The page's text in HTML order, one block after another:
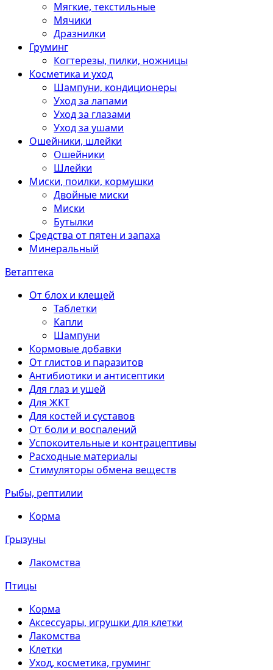
Мягкие, текстильные
Мячики
Дразнилки
Груминг
Когтерезы, пилки, ножницы
Косметика и уход
Шампуни, кондиционеры
Уход за лапами
Уход за глазами
Уход за ушами
Ошейники, шлейки
Ошейники
Шлейки
Миски, поилки, кормушки
Двойные миски
Миски
Бутылки
Средства от пятен и запаха
Минеральный
Ветаптека
От блох и клещей
Таблетки
Капли
Шампуни
Кормовые добавки
От глистов и паразитов
Антибиотики и антисептики
Для глаз и ушей
Для ЖКТ
Для костей и суставов
От боли и воспалений
Успокоительные и контрацептивы
Расходные материалы
Стимуляторы обмена веществ
Рыбы, рептилии
Корма
Грызуны
Лакомства
Птицы
Корма
Аксессуары, игрушки для клетки
Лакомства
Клетки
Уход, косметика, груминг